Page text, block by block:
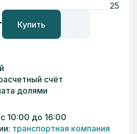
25
Купить
счёт
долями
10:00 до 16:00
транспортная компания